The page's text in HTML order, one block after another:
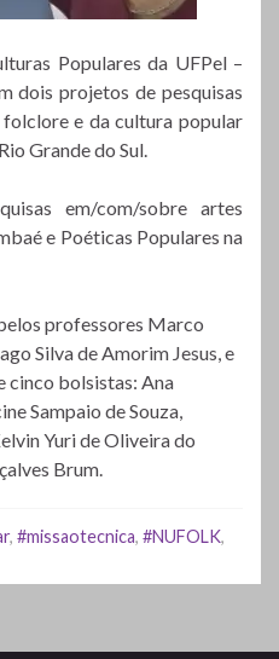
Populares da UFPel –
dois projetos de pesquisas
e da cultura popular
Grande do Sul.
em/com/sobre artes
e Poéticas Populares na
professores Marco
Silva de Amorim Jesus, e
cinco bolsistas: Ana
Sampaio de Souza,
Yuri de Oliveira do
Brum.
, #missaotecnica, #NUFOLK,